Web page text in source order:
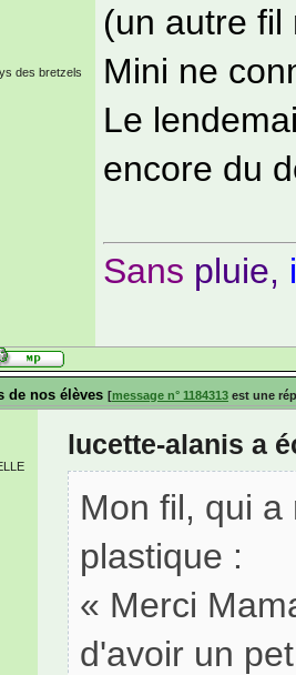
des bretzels
(un autre fil
Mini ne
Le
encore du
Sans pluie,
de nos élèves [message n° 1184313 est une
lucette-alanis a
Mon fil, qui
plastique :
« Merci
d'avoir un